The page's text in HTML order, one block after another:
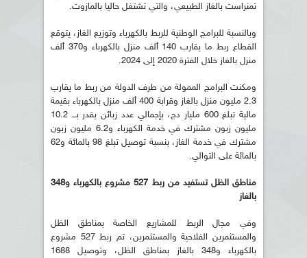
تمنراست بالغاز الطبيعي، والتي تشتغل حاليا بالمازوت.
وبالنسبة للبرامج الوطنية للربط بالكهرباء وتوزيع الغاز، يتوقع
القطاع ربط ما يقارب 140 ألف منزل بالكهرباء و370 ألف
منزل بالغاز خلال الفترة 2020 إلى 2024.
ومكنت البرامج الممولة من طرف الدولة من ربط ما يقارب
2.3 مليون منزل بالغاز وقرابة 400 ألف منزل بالكهرباء بقيمة
مالية تبلغ 600 مليار دج، بإجمالي عدد زبائن يقدر بـــ 10.2
مليون زبون مشترك في خدمة الكهرباء و6.2 مليون زبون
مشترك في خدمة الغاز، بنسبة توصيل تبلغ 98 بالمائة و62
بالمائة على التوالي.
مناطق الظل تستفيد من ربط 527 مشروع بالكهرباء و348
بالغاز
وفي مجال الربط للمشاريع الخاصة بمناطق الظل
والمستثمرين الفلاحية والمستثمرين، تم ربط 527 مشروع
بالكهرباء و348 بالغاز بمناطق الظل، وتوصيل 1688